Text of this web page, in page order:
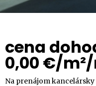
cena
0,00 €/
Na prenájom